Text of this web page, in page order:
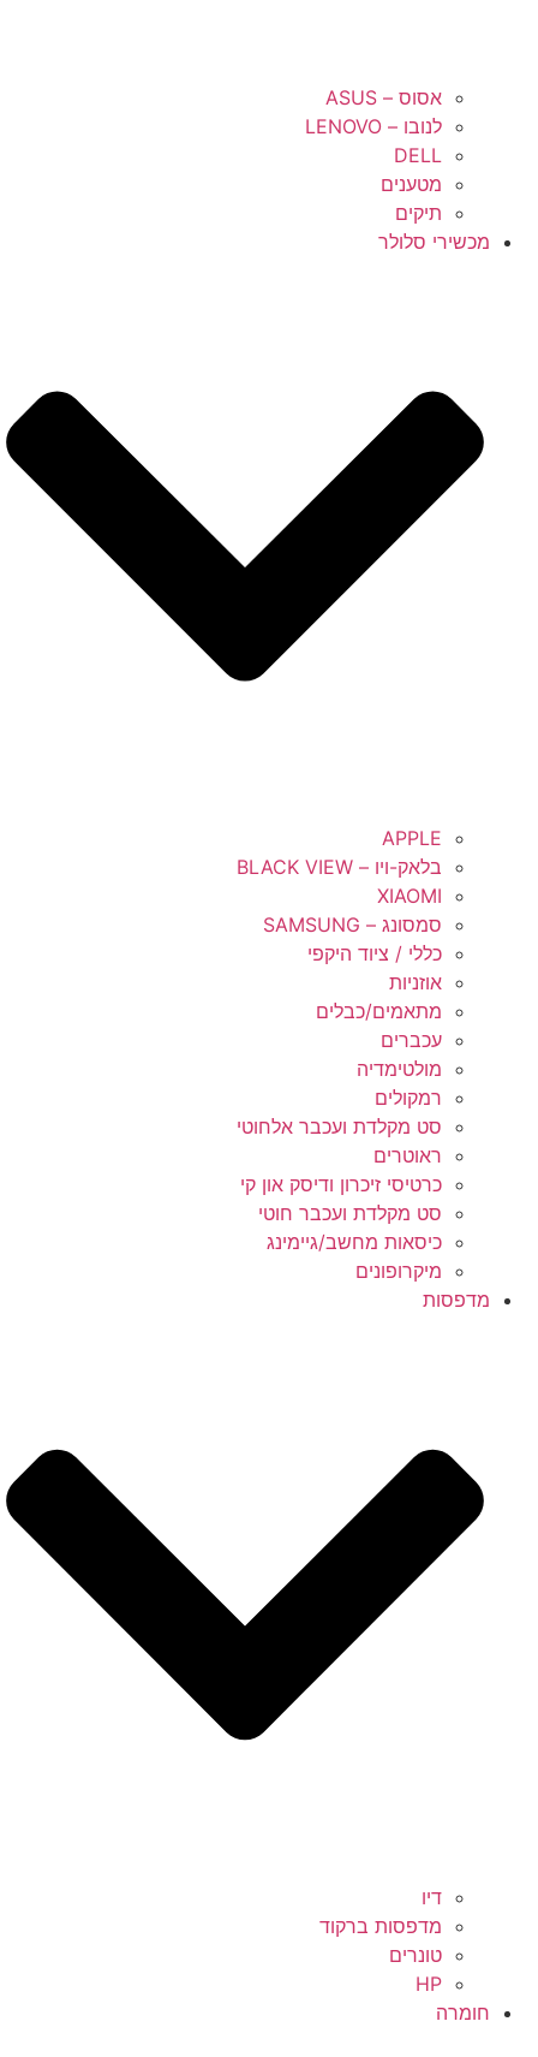
אסוס – ASUS
לנובו – LENOVO
DELL
מטענים
תיקים
מכשירי סלולר
APPLE
בלאק-ויו – BLACK VIEW
XIAOMI
סמסונג – SAMSUNG
כללי / ציוד היקפי
אוזניות
מתאמים/כבלים
עכברים
מולטימדיה
רמקולים
סט מקלדת ועכבר אלחוטי
ראוטרים
כרטיסי זיכרון ודיסק און קי
סט מקלדת ועכבר חוטי
כיסאות מחשב/גיימינג
מיקרופונים
מדפסות
דיו
מדפסות ברקוד
טונרים
HP
חומרה